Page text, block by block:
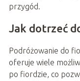
przygód.
Jak dotrzeć
Podróżowanie do
oferuje wiele
po fiordzie, co